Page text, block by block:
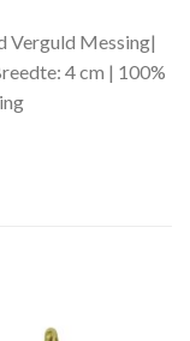
Verguld Messing|
4 cm | 100%